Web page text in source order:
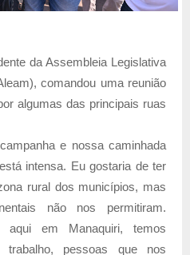
da Assembleia Legislativa
comandou uma reunião
algumas das principais ruas
e nossa caminhada
intensa. Eu gostaria de ter
rural dos municípios, mas
não nos permitiram.
aqui em Manaquiri, temos
trabalho, pessoas que nos